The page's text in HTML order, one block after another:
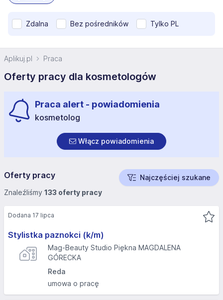
Zdalna Bez pośredników Tylko PL
Aplikuj.pl Praca
Oferty pracy dla kosmetologów
Praca alert - powiadomienia
kosmetolog
Włącz powiadomienia
Oferty pracy
Najczęściej szukane
Znaleźliśmy 133 oferty pracy
Stylistka paznokci (k/m)
Mag-Beauty Studio Piękna MAGDALENA
GÓRECKA
Reda
umowa o pracę
Dodana 17 lipca